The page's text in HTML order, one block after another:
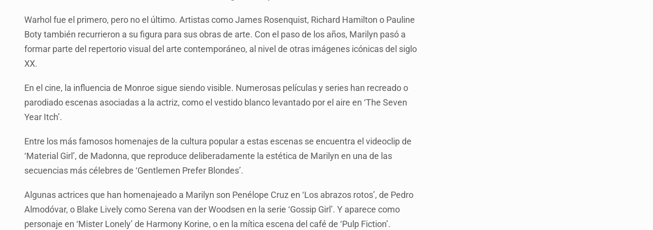
Warhol fue el primero, pero no el último. Artistas como James Rosenquist, Richard Hamilton o Pauline
Boty también recurrieron a su figura para sus obras de arte. Con el paso de los años, Marilyn pasó a
formar parte del repertorio visual del arte contemporáneo, al nivel de otras imágenes icónicas del siglo
XX.
En el cine, la influencia de Monroe sigue siendo visible. Numerosas películas y series han recreado o
parodiado escenas asociadas a la actriz, como el vestido blanco levantado por el aire en ‘The Seven
Year Itch’.
Entre los más famosos homenajes de la cultura popular a estas escenas se encuentra el videoclip de
‘Material Girl’, de Madonna, que reproduce deliberadamente la estética de Marilyn en una de las
secuencias más célebres de ‘Gentlemen Prefer Blondes’.
Algunas actrices que han homenajeado a Marilyn son Penélope Cruz en ‘Los abrazos rotos’, de Pedro
Almodóvar, o Blake Lively como Serena van der Woodsen en la serie ‘Gossip Girl’. Y aparece como
personaje en ‘Mister Lonely’ de Harmony Korine, o en la mítica escena del café de ‘Pulp Fiction’.